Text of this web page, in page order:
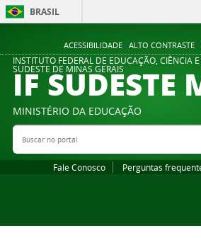
ACESSIBILIDADE ALTO CONTRASTE
BRASIL
INSTITUTO FEDERAL DE EDUCAÇÃO, CIÊNCIA
SUDESTE DE MINAS GERAIS
IF SUDESTE
MINISTÉRIO DA EDUCAÇÃO
Buscar no portal
Fale Conosco Perguntas